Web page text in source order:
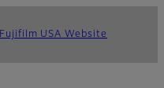
Fujifilm USA Website